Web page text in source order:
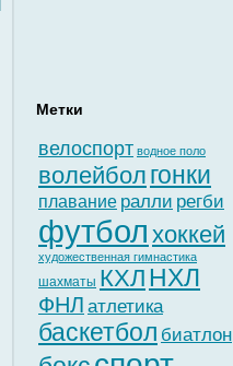
Метки
велоспорт водное поло
волейбол гонки
плавание ралли регби
футбол хоккей
художественная гимнастика
шахматы КХЛ НХЛ
ФНЛ атлетика
баскетбол биатлон